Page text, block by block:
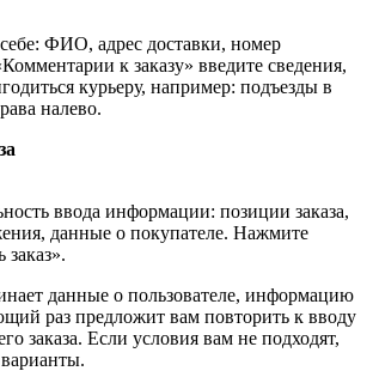
ФИО, адрес доставки, номер
к заказу» введите сведения,
курьеру, например: подъезды в
налево.
ввода информации: позиции заказа,
данные о покупателе. Нажмите
данные о пользователе, информацию
раз предложит вам повторить к вводу
заказа. Если условия вам не подходят,